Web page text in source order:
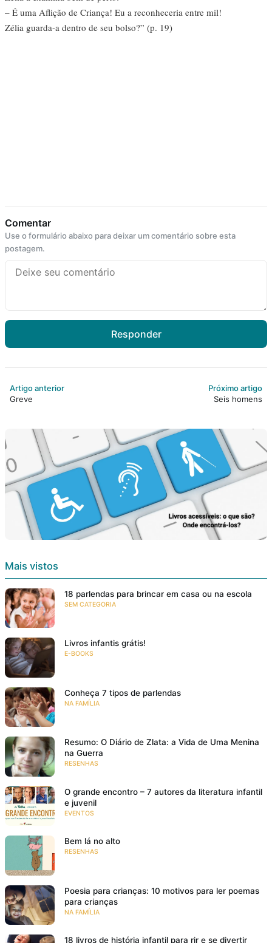
– É uma Aflição de Criança! Eu a reconheceria entre mil!
Zélia guarda-a dentro de seu bolso?” (p. 19)
Comentar
Use o formulário abaixo para deixar um comentário sobre esta
postagem.
Responder
Artigo anterior
Greve
Próximo artigo
Seis homens
Mais vistos
18 parlendas para brincar em casa ou na escola
SEM CATEGORIA
Livros infantis grátis!
E-BOOKS
Conheça 7 tipos de parlendas
NA FAMÍLIA
Resumo: O Diário de Zlata: a Vida de Uma Menina
na Guerra
RESENHAS
O grande encontro – 7 autores da literatura infantil
e juvenil
EVENTOS
Bem lá no alto
RESENHAS
Poesia para crianças: 10 motivos para ler poemas
para crianças
NA FAMÍLIA
18 livros de história infantil para rir e se divertir